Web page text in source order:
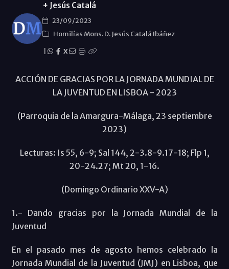
+ Jesús Catalá
23/09/2023
Homilías Mons. D. Jesús Catalá Ibáñez
X
ACCIÓN DE GRACIAS POR LA JORNADA MUNDIAL DE
LA JUVENTUD EN LISBOA - 2023
(Parroquia de la Amargura-Málaga, 23 septiembre
2023)
Lecturas: Is 55, 6-9; Sal 144, 2-3.8-9.17-18; Flp 1,
20-24.27; Mt 20, 1-16.
(Domingo Ordinario XXV-A)
1.- Dando gracias por la Jornada Mundial de la
Juventud
En el pasado mes de agosto hemos celebrado la
Jornada Mundial de la Juventud (JMJ) en Lisboa, que